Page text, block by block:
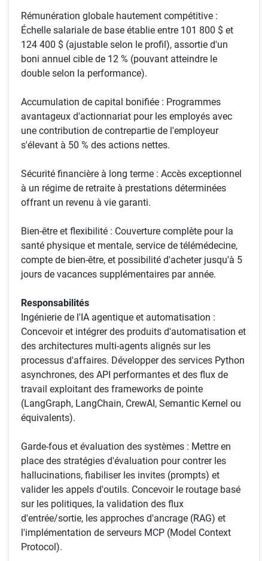
Rémunération globale hautement compétitive :
Échelle salariale de base établie entre 101 800 $ et
124 400 $ (ajustable selon le profil), assortie d'un
boni annuel cible de 12 % (pouvant atteindre le
double selon la performance).
Accumulation de capital bonifiée : Programmes
avantageux d'actionnariat pour les employés avec
une contribution de contrepartie de l'employeur
s'élevant à 50 % des actions nettes.
Sécurité financière à long terme : Accès exceptionnel
à un régime de retraite à prestations déterminées
offrant un revenu à vie garanti.
Bien-être et flexibilité : Couverture complète pour la
santé physique et mentale, service de télémédecine,
compte de bien-être, et possibilité d'acheter jusqu'à 5
jours de vacances supplémentaires par année.
Responsabilités
Ingénierie de l'IA agentique et automatisation :
Concevoir et intégrer des produits d'automatisation et
des architectures multi-agents alignés sur les
processus d'affaires. Développer des services Python
asynchrones, des API performantes et des flux de
travail exploitant des frameworks de pointe
(LangGraph, LangChain, CrewAI, Semantic Kernel ou
équivalents).
Garde-fous et évaluation des systèmes : Mettre en
place des stratégies d'évaluation pour contrer les
hallucinations, fiabiliser les invites (prompts) et
valider les appels d'outils. Concevoir le routage basé
sur les politiques, la validation des flux
d'entrée/sortie, les approches d'ancrage (RAG) et
l'implémentation de serveurs MCP (Model Context
Protocol).